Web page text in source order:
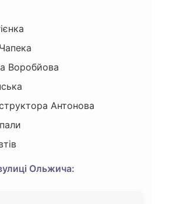
Воробйова
Антонова
Ольжича: